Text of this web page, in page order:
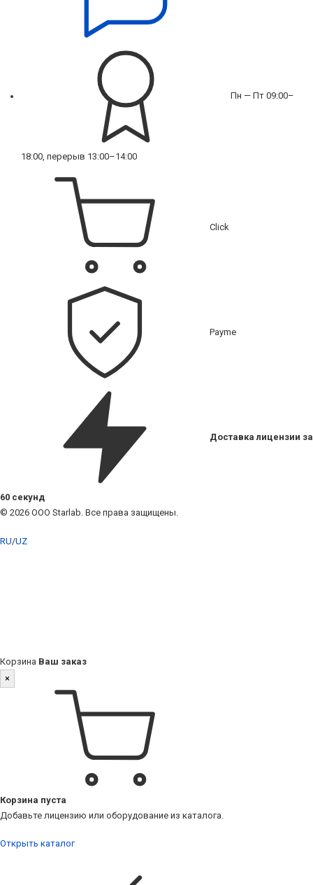
Пн — Пт 09:00–
18:00, перерыв 13:00–14:00
Click
Payme
Доставка лицензии за
60 секунд
© 2026 ООО Starlab. Все права защищены.
RU/UZ
Корзина Ваш заказ
×
Корзина пуста
Добавьте лицензию или оборудование из каталога.
Открыть каталог